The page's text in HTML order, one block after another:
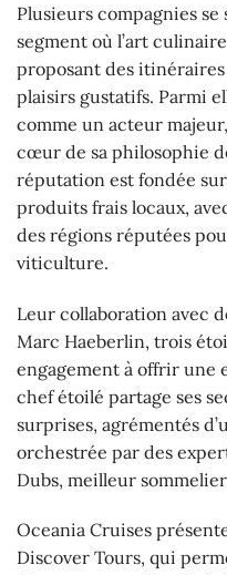
Plusieurs compagnies se
segment où l’art
proposant des
plaisirs gustatifs. Parmi
comme un acteur
cœur de sa philosophie
réputation est fondée
produits frais locaux,
des régions réputées
viticulture.
Leur collaboration avec
Marc Haeberlin, trois
engagement à offrir une
chef étoilé partage ses
surprises, agrémentés
orchestrée par des
Dubs, meilleur
Oceania Cruises
Discover Tours, qui